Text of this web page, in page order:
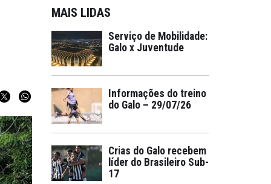
MAIS LIDAS
Serviço de Mobilidade:
Galo x Juventude
Informações do treino
do Galo – 29/07/26
Crias do Galo recebem
líder do Brasileiro Sub-
17